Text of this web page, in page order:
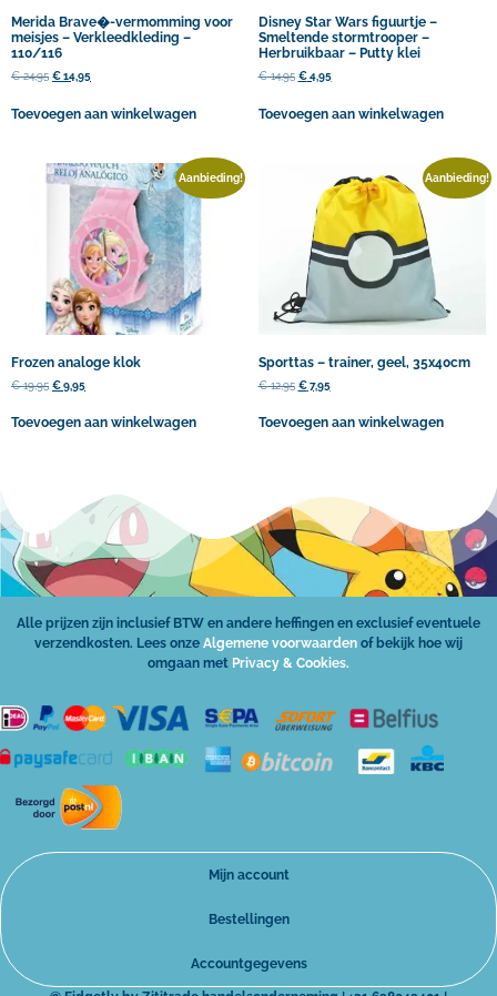
Merida Brave�-vermomming voor
meisjes – Verkleedkleding –
110/116
€24,95 €14,95
Toevoegen aan winkelwagen
Disney Star Wars figuurtje –
Smeltende stormtrooper –
Herbruikbaar – Putty klei
€14,95 €4,95
Toevoegen aan winkelwagen
Aanbieding!
Frozen analoge klok
€19,95 €9,95
Toevoegen aan winkelwagen
Aanbieding!
Sporttas – trainer, geel, 35x40cm
€12,95 €7,95
Toevoegen aan winkelwagen
Alle prijzen zijn inclusief BTW en andere heffingen en exclusief eventuele
verzendkosten. Lees onze Algemene voorwaarden of bekijk hoe wij
omgaan met Privacy & Cookies.
Mijn account
Bestellingen
Accountgegevens